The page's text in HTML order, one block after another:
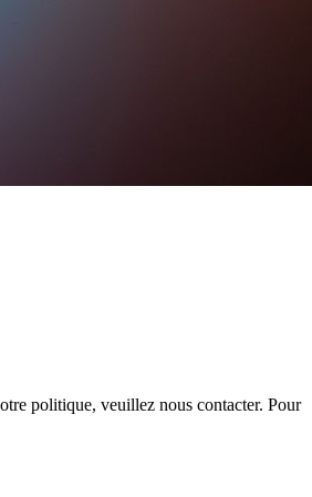
politique, veuillez nous contacter. Pour